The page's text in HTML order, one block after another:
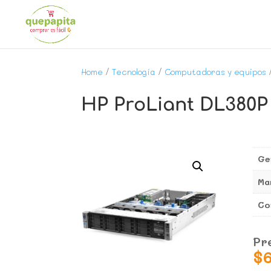
Home /Tecnología / Computadoras y equipos
HP ProLiant
$